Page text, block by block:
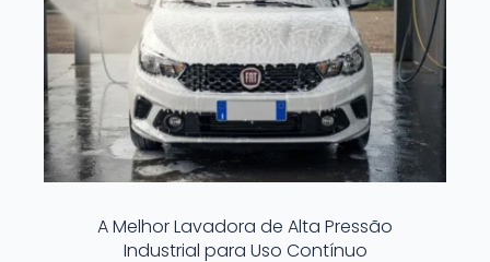
A Melhor Lavadora de Alta Pressão
Industrial para Uso Contínuo